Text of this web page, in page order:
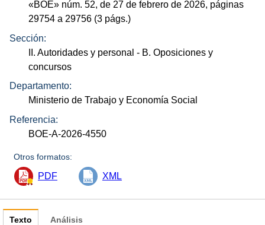
«BOE» núm. 52, de 27 de febrero de 2026, páginas
29754 a 29756 (3 págs.)
Sección:
II. Autoridades y personal - B. Oposiciones y
concursos
Departamento:
Ministerio de Trabajo y Economía Social
Referencia:
BOE-A-2026-4550
Otros formatos:
PDF XML
Texto Análisis